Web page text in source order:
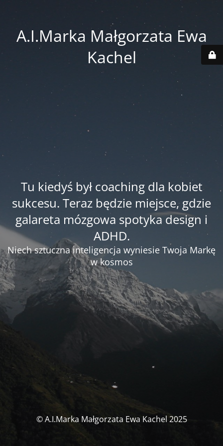
A.I.Marka Małgorzata Ewa
Kachel
Tu kiedyś był coaching dla kobiet
sukcesu. Teraz będzie miejsce, gdzie
galareta mózgowa spotyka design i
ADHD.
Niech sztuczna inteligencja wyniesie Twoja Markę
w kosmos
© A.I.Marka Małgorzata Ewa Kachel 2025